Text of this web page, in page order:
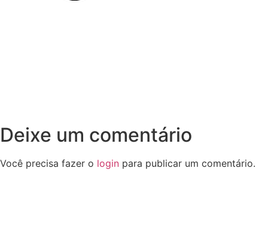
Deixe um comentário
Você precisa fazer o login para publicar um comentário.